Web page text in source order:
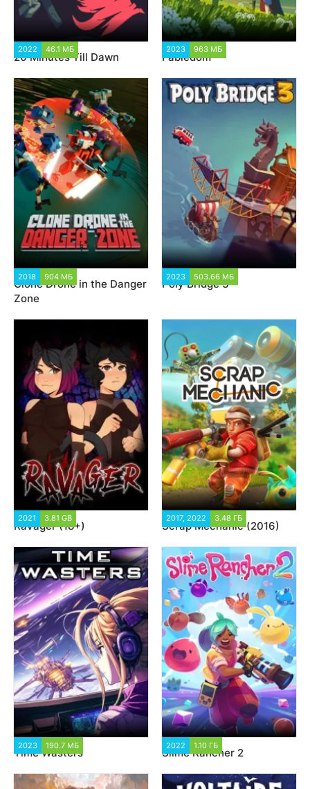
2022 46.1 МБ
20 Minutes Till Dawn
2023 963 МБ
Fabledom
2018 904 МБ
Clone Drone in the Danger
Zone
2023 503.66 МБ
Poly Bridge 3
2021 3.81 GB
Ravager (18+)
2017, 2022 3.48 ГБ
Scrap Mechanic (2016)
2023 190.7 МБ
Time Wasters
2022 1.10 ГБ
Slime Rancher 2